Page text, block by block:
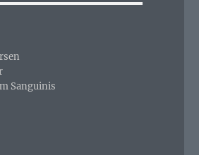
Sanguinis